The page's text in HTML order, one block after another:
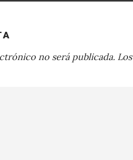
no será publicada.